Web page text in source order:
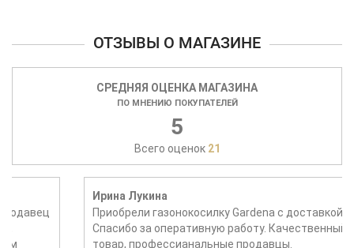
ОТЗЫВЫ О МАГАЗИНЕ
СРЕДНЯЯ ОЦЕНКА МАГАЗИНА
ПО МНЕНИЮ ПОКУПАТЕЛЕЙ
5
Всего оценок 21
Ирина Лукина
Приобрели газонокосилку Gardena с доставкой в СПб.
Спасибо за оперативную работу. Качественный
товар, профессианальные продавцы.